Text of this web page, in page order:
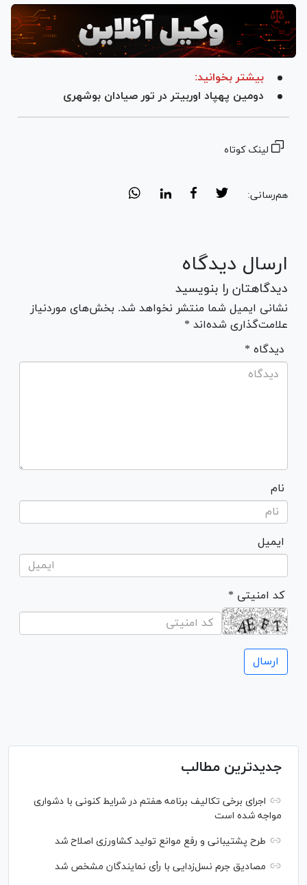
بیشتر بخوانید:
دومین پهپاد اوربیتر در تور صیادان بوشهری
لینک کوتاه
هم‌رسانی:
ارسال دیدگاه
دیدگاهتان را بنویسید
نشانی ایمیل شما منتشر نخواهد شد. بخش‌های موردنیاز
علامت‌گذاری شده‌اند *
* دیدگاه
نام
ایمیل
* کد امنیتی
جدیدترین مطالب
اجرای برخی تکالیف برنامه هفتم در شرایط کنونی با دشواری
مواجه شده است
طرح پشتیبانی و رفع موانع تولید کشاورزی اصلاح شد
مصادیق جرم نسل‌زدایی با رأی نمایندگان مشخص شد